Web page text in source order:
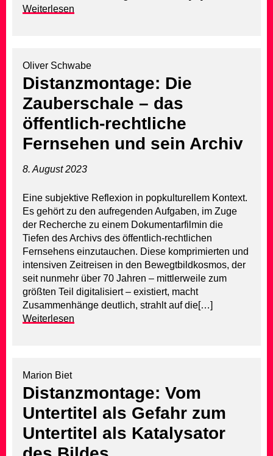
Weiterlesen
Oliver Schwabe
Distanzmontage: Die
Zauberschale – das
öffentlich-rechtliche
Fernsehen und sein Archiv
8. August 2023
Eine subjektive Reflexion in popkulturellem Kontext.
Es gehört zu den aufregenden Aufgaben, im Zuge
der Recherche zu einem Dokumentarfilmin die
Tiefen des Archivs des öffentlich-rechtlichen
Fernsehens einzutauchen. Diese komprimierten und
intensiven Zeitreisen in den Bewegtbildkosmos, der
seit nunmehr über 70 Jahren – mittlerweile zum
größten Teil digitalisiert – existiert, macht
Zusammenhänge deutlich, strahlt auf die[…]
Weiterlesen
Marion Biet
Distanzmontage: Vom
Untertitel als Gefahr zum
Untertitel als Katalysator